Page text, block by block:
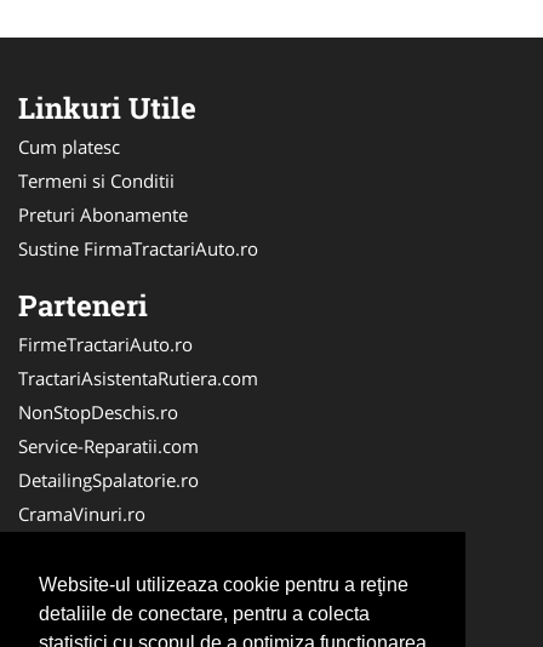
Website-ul utilizeaza cookie pentru a reţine
detaliile de conectare, pentru a colecta
Linkuri Utile
Cum platesc
Termeni si Conditii
Preturi Abonamente
Sustine FirmaTractariAuto.ro
Parteneri
FirmeTractariAuto.ro
TractariAsistentaRutiera.com
NonStopDeschis.ro
Service-Reparatii.com
DetailingSpalatorie.ro
CramaVinuri.ro
FirmaPieseAuto.ro
Anvelope-Sh.com